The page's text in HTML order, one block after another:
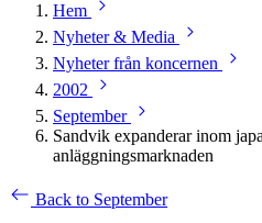
Hem
Nyheter & Media
Nyheter från koncernen
2002
September
Sandvik expanderar inom
anläggningsmarknaden
Back to September